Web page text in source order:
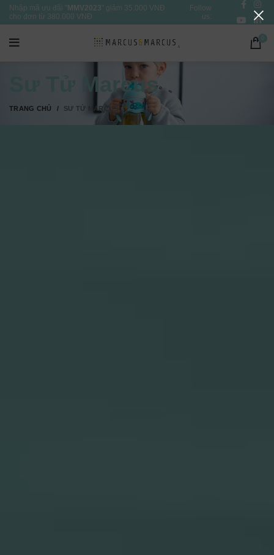
Nhập mã ưu đãi " MMV2023 " giảm 35.000 VNĐ
cho đơn từ 380.000 VNĐ
Follow
us:
Sư Tử Marcus
TRANG CHỦ SƯ TỬ MARCUS